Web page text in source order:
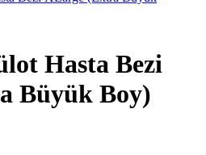
Hasta Bezi
Büyük Boy)